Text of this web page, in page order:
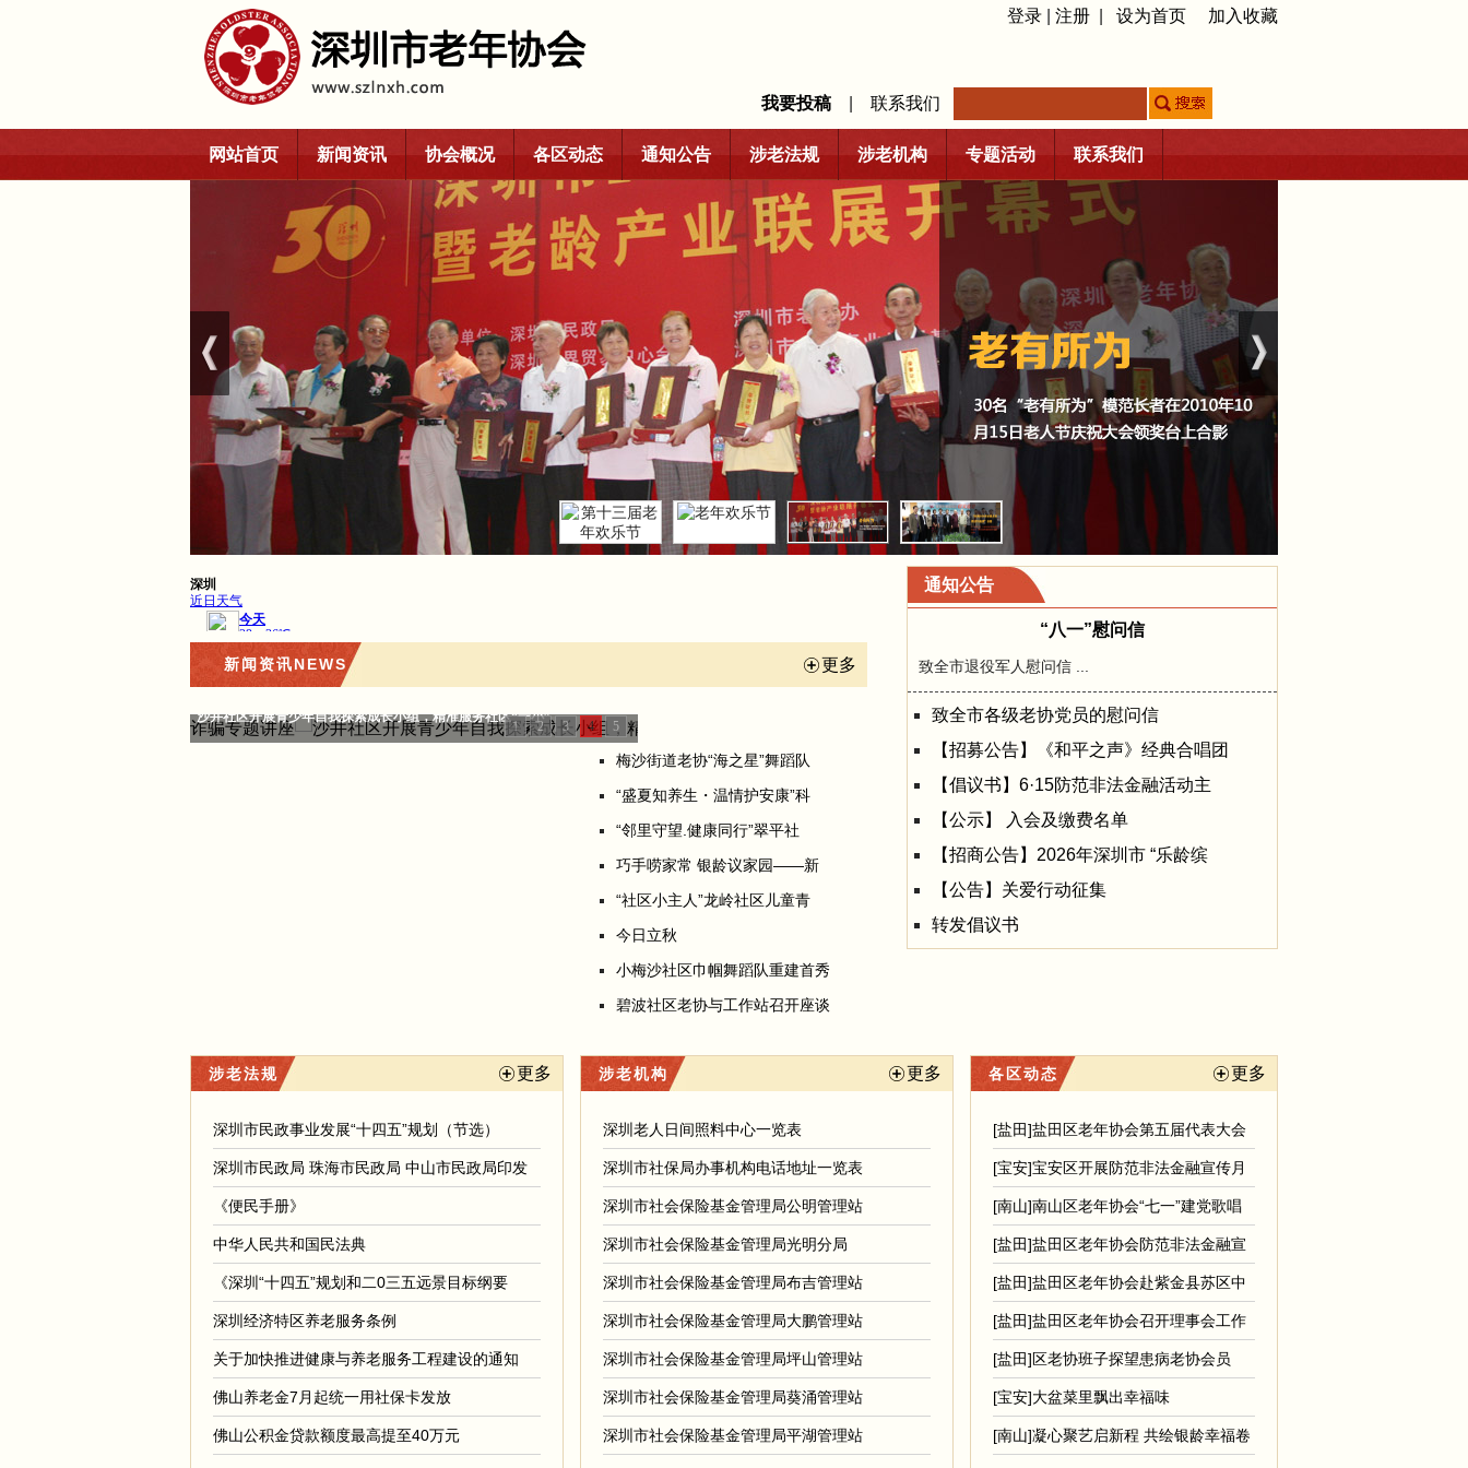
登录 注册 设为首页 加入收藏
我要投稿 联系我们
网站首页 新闻资讯 协会概况 各区动态 通知公告 涉老法规 涉老机构 专题活动 联系我们
更多
新闻资讯NEWS
沙井社区开展青少年自我探索成长小组，精准服务社区“一小”
1 2 3 4 5
梅沙街道老协“海之星”舞蹈队
“盛夏知养生・温情护安康”科
“邻里守望.健康同行”翠平社
巧手唠家常 银龄议家园——新
“社区小主人”龙岭社区儿童青
今日立秋
小梅沙社区巾帼舞蹈队重建首秀
碧波社区老协与工作站召开座谈
通知公告
“八一”慰问信
致全市退役军人慰问信 ...
致全市各级老协党员的慰问信
【招募公告】《和平之声》经典合唱团
【倡议书】6·15防范非法金融活动主
【公示】 入会及缴费名单
【招商公告】2026年深圳市 “乐龄缤
【公告】关爱行动征集
转发倡议书
更多
涉老法规
深圳市民政事业发展“十四五”规划（节选）
深圳市民政局 珠海市民政局 中山市民政局印发
《便民手册》
中华人民共和国民法典
《深圳“十四五”规划和二0三五远景目标纲要
深圳经济特区养老服务条例
关于加快推进健康与养老服务工程建设的通知
佛山养老金7月起统一用社保卡发放
佛山公积金贷款额度最高提至40万元
更多
涉老机构
深圳老人日间照料中心一览表
深圳市社保局办事机构电话地址一览表
深圳市社会保险基金管理局公明管理站
深圳市社会保险基金管理局光明分局
深圳市社会保险基金管理局布吉管理站
深圳市社会保险基金管理局大鹏管理站
深圳市社会保险基金管理局坪山管理站
深圳市社会保险基金管理局葵涌管理站
深圳市社会保险基金管理局平湖管理站
更多
各区动态
[盐田]盐田区老年协会第五届代表大会
暨理事会换届选
[宝安]宝安区开展防范非法金融宣传月
活动报告
[南山]南山区老年协会“七一”建党歌唱
比赛圆满举办
[盐田]盐田区老年协会防范非法金融宣
传工作总结
[盐田]盐田区老年协会赴紫金县苏区中
学捐书活动纪实
[盐田]盐田区老年协会召开理事会工作
会议
[盐田]区老协班子探望患病老协会员
[宝安]大盆菜里飘出幸福味
[南山]凝心聚艺启新程 共绘银龄幸福卷